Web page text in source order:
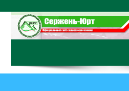
содержимому